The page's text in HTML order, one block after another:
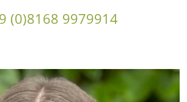
(0)8168 9979914